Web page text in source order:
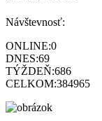
Návštevnosť:
ONLINE:0
DNES:69
TÝŽDEŇ:686
CELKOM:384965